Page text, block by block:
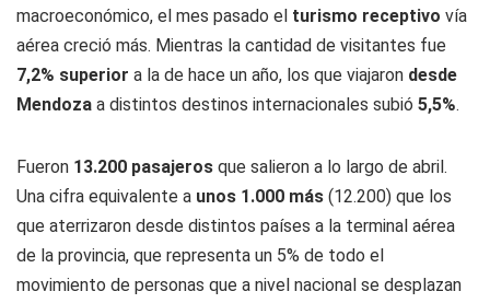
macroeconómico, el mes pasado el turismo receptivo vía
aérea creció más. Mientras la cantidad de visitantes fue
7,2% superior a la de hace un año, los que viajaron desde
Mendoza a distintos destinos internacionales subió 5,5%.
Fueron 13.200 pasajeros que salieron a lo largo de abril.
Una cifra equivalente a unos 1.000 más (12.200) que los
que aterrizaron desde distintos países a la terminal aérea
de la provincia, que representa un 5% de todo el
movimiento de personas que a nivel nacional se desplazan